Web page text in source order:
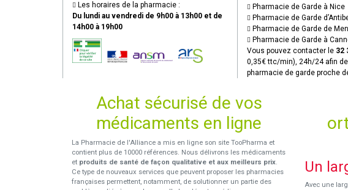
Les horaires de la pharmacie :
Du lundi au vendredi de 9h00 à 13h00 et de
14h00 à 19h00
Pharmacie de Garde à Nice
Pharmacie de Garde
Pharmacie de Garde de
Pharmacie de Garde à
Vous pouvez contacter le 32
0,35€ ttc/min), 24h/24 afin
pharmacie de garde proche
Achat sécurisé de vos
médicaments en ligne
La Pharmacie de l'Alliance a mis en ligne son site TooPharma et
contient plus de 10000 références. Nous délivrons les médicaments
et produits de santé de façon qualitative et aux meilleurs prix.
Ce type de nouveaux services que peuvent proposer les pharmacies
françaises permettent, notamment, de solutionner un partie des
Un
Avec une